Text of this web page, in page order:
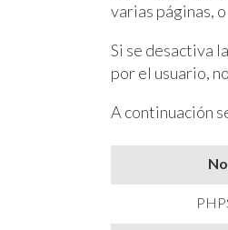
varias páginas,
Si se desactiva
por el usuario,
A continuación